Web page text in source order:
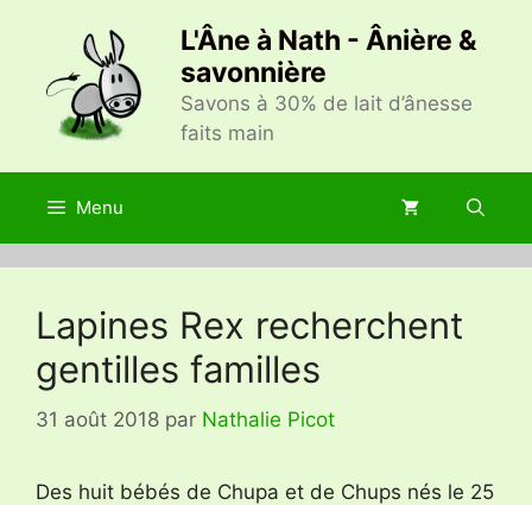
contenu
L'Âne à Nath - Ânière &
savonnière
Savons à 30% de lait d’ânesse
faits main
Menu
Lapines Rex recherchent
gentilles familles
31 août 2018 par Nathalie Picot
Des huit bébés de Chupa et de Chups nés le 25